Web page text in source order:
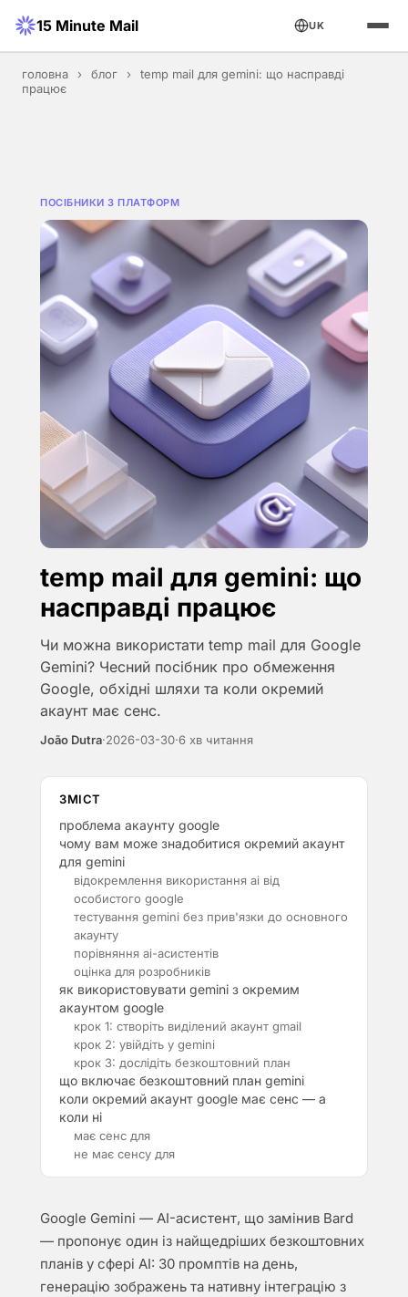
15 Minute Mail UK
головна › блог ›
temp mail для gemini: що насправді
працює
ПОСІБНИКИ З ПЛАТФОРМ
temp mail для gemini: що
насправді працює
Чи можна використати temp mail для Google
Gemini? Чесний посібник про обмеження
Google, обхідні шляхи та коли окремий
акаунт має сенс.
João Dutra·2026-03-30·6 хв читання
ЗМІСТ
проблема акаунту google
чому вам може знадобитися окремий акаунт
для gemini
відокремлення використання ai від
особистого google
тестування gemini без прив'язки до основного
акаунту
порівняння ai-асистентів
оцінка для розробників
як використовувати gemini з окремим
акаунтом google
крок 1: створіть виділений акаунт gmail
крок 2: увійдіть у gemini
крок 3: дослідіть безкоштовний план
що включає безкоштовний план gemini
коли окремий акаунт google має сенс — а
коли ні
має сенс для
не має сенсу для
Google Gemini — AI-асистент, що замінив Bard
— пропонує один із найщедріших безкоштовних
планів у сфері AI: 30 промптів на день,
генерацію зображень та нативну інтеграцію з